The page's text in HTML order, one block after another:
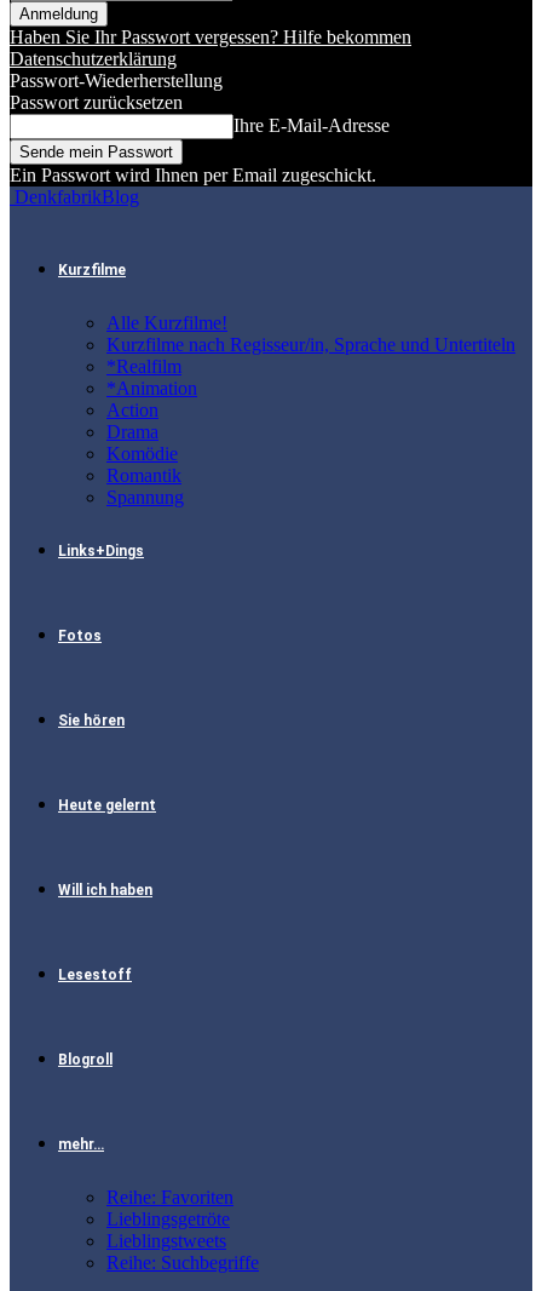
Haben Sie Ihr Passwort vergessen? Hilfe bekommen
Datenschutzerklärung
Passwort-Wiederherstellung
Passwort zurücksetzen
Ihre E-Mail-Adresse
Ein Passwort wird Ihnen per Email zugeschickt.
DenkfabrikBlog
Kurzfilme
Alle Kurzfilme!
Kurzfilme nach Regisseur/in, Sprache und Untertiteln
*Realfilm
*Animation
Action
Drama
Komödie
Romantik
Spannung
Links+Dings
Fotos
Sie hören
Heute gelernt
Will ich haben
Lesestoff
Blogroll
mehr…
Reihe: Favoriten
Lieblingsgetröte
Lieblingstweets
Reihe: Suchbegriffe